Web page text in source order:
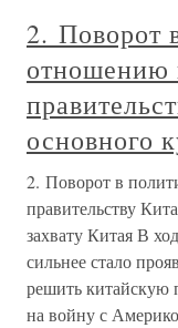
2. Поворот
отношению
основного
2. Поворот в
правительству
захвату Китая В
сильнее стало
решить китайскую
на войну с